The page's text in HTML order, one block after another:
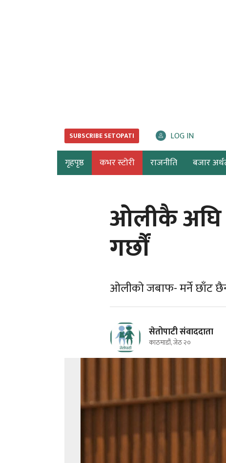
SUBSCRIBE SETOPATI LOG IN
गृहपृष्ठ कभर स्टोरी राजनीति बजार
ओलीकै अघि
गर्छौं
ओलीको जबाफ- मर्ने छाँट
सेतोपाटी संवाददाता
काठमाडौं, जेठ २०